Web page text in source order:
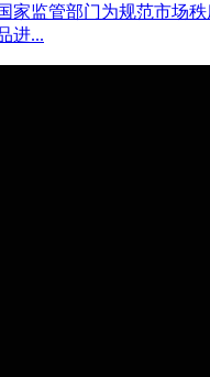
家监管部门为规范市场秩
进...